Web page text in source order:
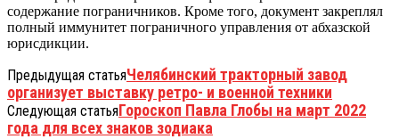
содержание пограничников. Кроме того, документ закреплял
полный иммунитет пограничного управления от абхазской
юрисдикции.
Предыдущая статьяЧелябинский тракторный завод
организует выставку ретро- и военной техники
Следующая статьяГороскоп Павла Глобы на март 2022
года для всех знаков зодиака